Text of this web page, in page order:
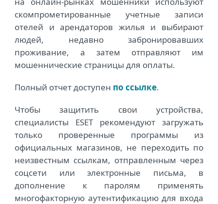
скомпрометированные учетные записи
отелей и арендаторов жилья и выбирают
людей, недавно забронировавших
проживание, а затем отправляют им
мошеннические страницы для оплаты.
Полный отчет доступен по ссылке.
Чтобы защитить свои устройства,
специалисты ESET рекомендуют загружать
только проверенные программы из
официальных магазинов, не переходить по
неизвестным ссылкам, отправленным через
соцсети или электронные письма, в
дополнение к паролям применять
многофакторную аутентификацию для входа